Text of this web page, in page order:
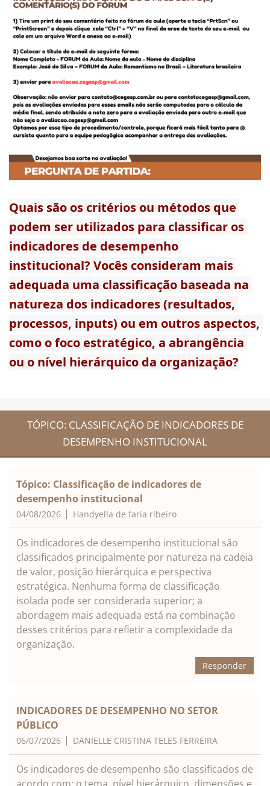
Quais são os critérios ou métodos que
podem ser utilizados para classificar os
indicadores de desempenho
institucional? Vocês consideram mais
adequada uma classificação baseada na
natureza dos indicadores (resultados,
processos, inputs) ou em outros aspectos,
como o foco estratégico, a abrangência
ou o nível hierárquico da organização?
TÓPICO: CLASSIFICAÇÃO DE INDICADORES DE
DESEMPENHO INSTITUCIONAL
Tópico: Classificação de indicadores de
desempenho institucional
04/08/2026 Handyella de faria ribeiro
Os indicadores de desempenho institucional são
classificados principalmente por natureza na cadeia
de valor, posição hierárquica e perspectiva
estratégica. Nenhuma forma de classificação
isolada pode ser considerada superior; a
abordagem mais adequada está na combinação
desses critérios para refletir a complexidade da
organização.
Responder
INDICADORES DE DESEMPENHO NO SETOR
PÚBLICO
06/07/2026 DANIELLE CRISTINA TELES FERREIRA
Os indicadores de desempenho são classificados de